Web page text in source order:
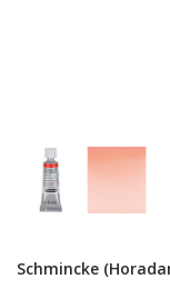
Schmincke